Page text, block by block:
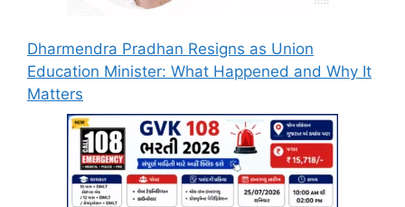
Dharmendra Pradhan Resigns as Union
Education Minister: What Happened and Why It
Matters